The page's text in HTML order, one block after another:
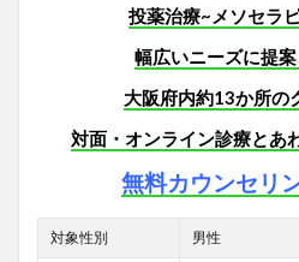
投薬治療~メソセラ
幅広いニーズに提案
大阪府内約13か所の
対面・オンライン診療とあ
無料カウンセリ
対象性別 男性